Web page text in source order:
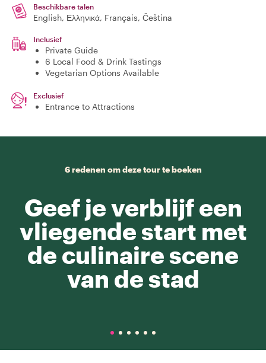
Beschikbare talen
English, Ελληνικά, Français, Čeština
Inclusief
Private Guide
6 Local Food & Drink Tastings
Vegetarian Options Available
Exclusief
Entrance to Attractions
6 redenen om deze tour te boeken
Geef je verblijf een
vliegende start met
de culinaire scene
van de stad